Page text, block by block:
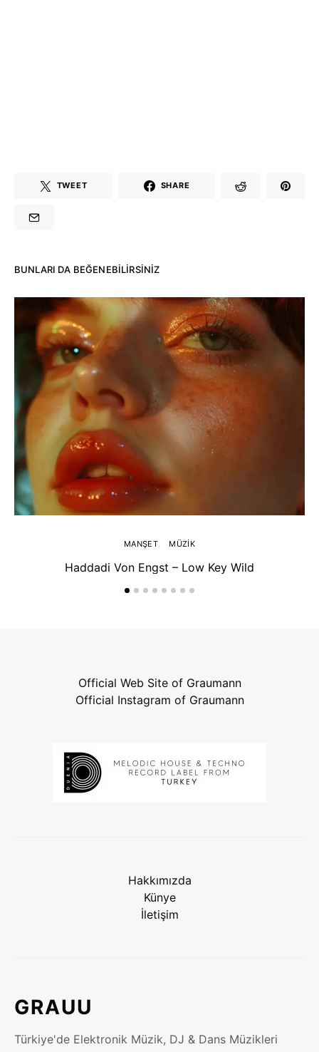
TWEET SHARE
BUNLARI DA BEĞENEBILIRSINIZ
MANŞET MÜZIK
Haddadi Von Engst – Low Key Wild
Official Web Site of Graumann
Official Instagram of Graumann
Hakkımızda
Künye
İletişim
GRAUU
Türkiye'de Elektronik Müzik, DJ & Dans Müzikleri